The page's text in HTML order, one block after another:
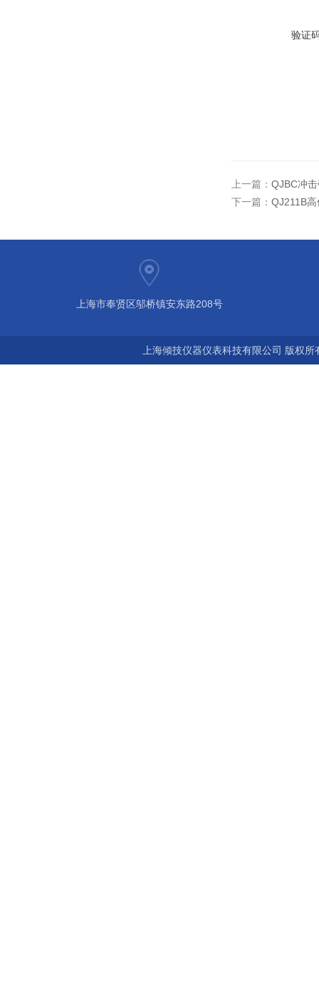
验证
上一篇： QJBC冲
下一篇： QJ211B
上海市奉贤区邬桥镇安东路208号
上海倾技仪器仪表科技有限公司 版权